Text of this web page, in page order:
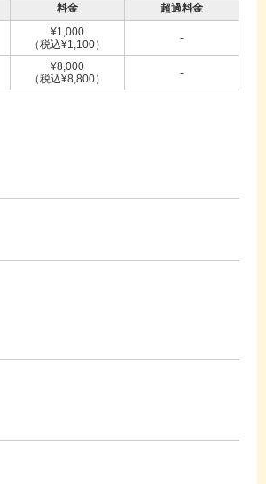
料金 超過料金
¥1,000
（税込¥1,100）
-
¥8,000
（税込¥8,800）
-